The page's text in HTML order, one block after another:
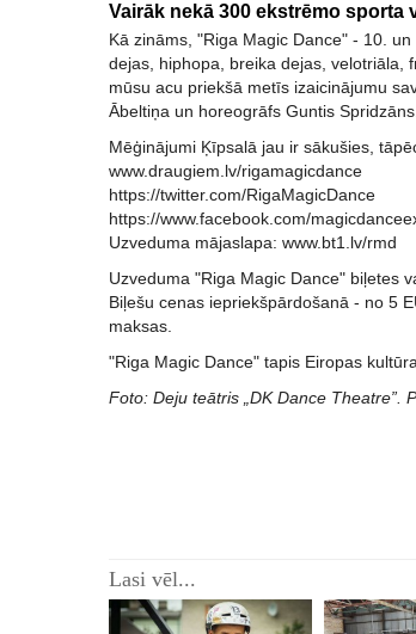
Vairāk nekā 300 ekstrēmo
Kā zināms, "Riga Magic Dance" - 10.
dejas, hiphopa, breika dejas, velotriāla,
mūsu acu priekšā metīs izaicinājumu
Ābeltiņa un horeogrāfs Guntis
Mēģinājumi Ķīpsalā jau ir sākušies,
www.draugiem.lv/rigamagicdance
https://twitter.com/RigaMagicDance
https://www.facebook.com/
Uzveduma mājaslapa: www.bt1.lv/rmd
Uzveduma "Riga Magic Dance" biļetes
Biļešu cenas iepriekšpārdošanā - no 5
maksas.
"Riga Magic Dance" tapis Eiropas
Foto: Deju teātris „DK Dance Theatre”.
Lasi vēl...